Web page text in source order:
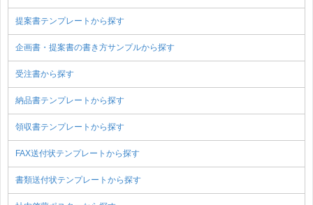
提案書テンプレートから探す
企画書・提案書の書き方サンプルから探す
受注書から探す
納品書テンプレートから探す
領収書テンプレートから探す
FAX送付状テンプレートから探す
書類送付状テンプレートから探す